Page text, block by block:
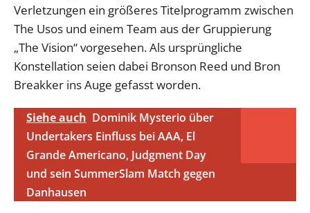
Verletzungen ein größeres Titelprogramm zwischen
The Usos und einem Team aus der Gruppierung
„The Vision“ vorgesehen. Als ursprüngliche
Konstellation seien dabei Bronson Reed und Bron
Breakker ins Auge gefasst worden.
Siehe auch Dominik Mysterio über
Undertakers Einfluss bei AAA, El
Grande Americano, Judgment Day
und sein SummerSlam Match gegen
Danhausen